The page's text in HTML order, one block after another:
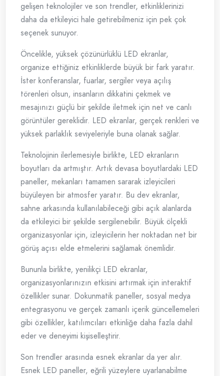
gelişen teknolojiler ve son trendler, etkinliklerinizi
daha da etkileyici hale getirebilmeniz için pek çok
seçenek sunuyor.
Öncelikle, yüksek çözünürlüklü LED ekranlar,
organize ettiğiniz etkinliklerde büyük bir fark yaratır.
İster konferanslar, fuarlar, sergiler veya açılış
törenleri olsun, insanların dikkatini çekmek ve
mesajınızı güçlü bir şekilde iletmek için net ve canlı
görüntüler gereklidir. LED ekranlar, gerçek renkleri ve
yüksek parlaklık seviyeleriyle buna olanak sağlar.
Teknolojinin ilerlemesiyle birlikte, LED ekranların
boyutları da artmıştır. Artık devasa boyutlardaki LED
paneller, mekanları tamamen sararak izleyicileri
büyüleyen bir atmosfer yaratır. Bu dev ekranlar,
sahne arkasında kullanılabileceği gibi açık alanlarda
da etkileyici bir şekilde sergilenebilir. Büyük ölçekli
organizasyonlar için, izleyicilerin her noktadan net bir
görüş açısı elde etmelerini sağlamak önemlidir.
Bununla birlikte, yenilikçi LED ekranlar,
organizasyonlarınızın etkisini artırmak için interaktif
özellikler sunar. Dokunmatik paneller, sosyal medya
entegrasyonu ve gerçek zamanlı içerik güncellemeleri
gibi özellikler, katılımcıları etkinliğe daha fazla dahil
eder ve deneyimi kişiselleştirir.
Son trendler arasında esnek ekranlar da yer alır.
Esnek LED paneller, eğrili yüzeylere uyarlanabilme